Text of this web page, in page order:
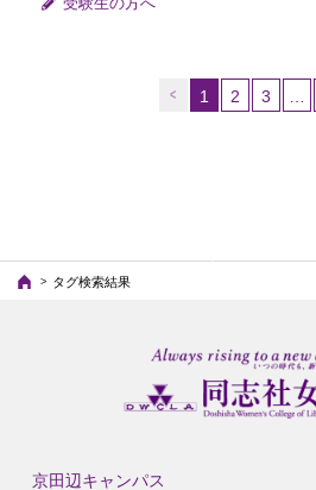
1
ジ）
2 3
タグ検索結果
京田辺キャンパス